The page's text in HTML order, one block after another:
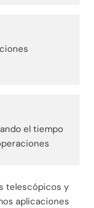
el tiempo
telescópicos y
aplicaciones